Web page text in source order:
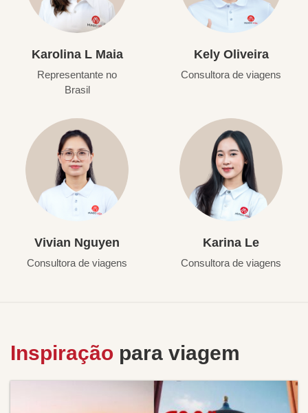
Karolina L Maia
Representante no
Brasil
Kely Oliveira
Consultora de viagens
Vivian Nguyen
Consultora de viagens
Karina Le
Consultora de viagens
Inspiração para viagem